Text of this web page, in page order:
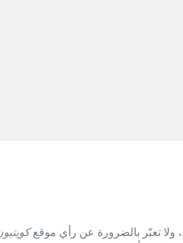
ولا تعبّر بالضرورة عن رأي موقع